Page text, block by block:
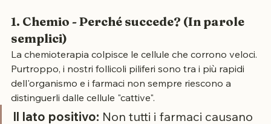
1. Chemio - Perché succede? (In parole
semplici)
La chemioterapia colpisce le cellule che corrono veloci.
Purtroppo, i nostri follicoli piliferi sono tra i più rapidi
dell'organismo e i farmaci non sempre riescono a
distinguerli dalle cellule "cattive".